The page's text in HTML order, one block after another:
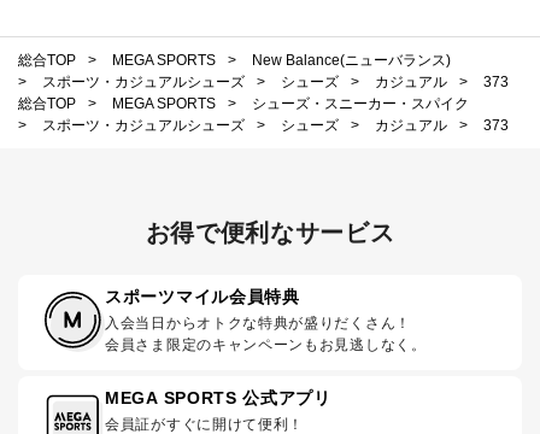
総合TOP > MEGA SPORTS >
New Balance(ニューバランス)
>
スポーツ・カジュアルシューズ > シューズ > カジュアル >
373
総合TOP
> MEGA SPORTS >
シューズ・スニーカー・スパイク
>
スポーツ・カジュアルシューズ > シューズ > カジュアル > 373
お得で便利なサービス
スポーツマイル会員特典
入会当日からオトクな特典が盛りだくさん！
会員さま限定のキャンペーンもお見逃しなく。
MEGA SPORTS 公式アプリ
会員証がすぐに開けて便利！